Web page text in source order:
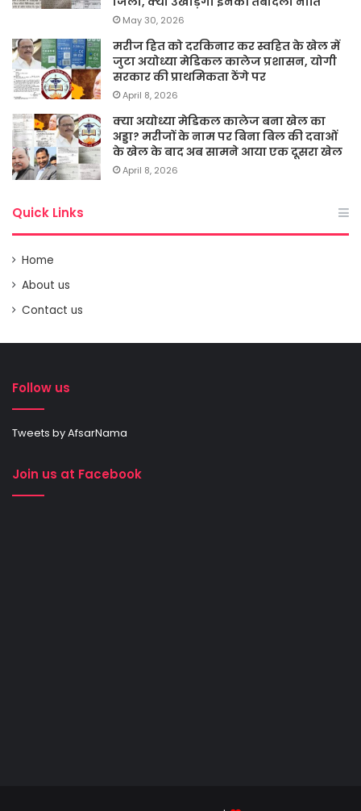
May 30, 2026
मरीज हित को दरकिनार कर स्वहित के खेल में
जुटा अयोध्या मेडिकल कालेज प्रशासन, योगी
सरकार की प्राथमिकता ठेंगे पर
April 8, 2026
क्या अयोध्या मेडिकल कालेज बना खेल का
अड्डा? मरीजों के नाम पर बिना बिल की दवाओं
के खेल के बाद अब सामने आया एक दूसरा खेल
April 8, 2026
Quick Links
Home
About us
Contact us
Follow us
Tweets by AfsarNama
Join us at Facebook